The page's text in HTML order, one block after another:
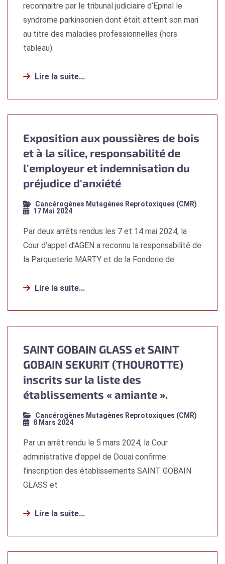
reconnaitre par le tribunal judiciaire d’Epinal le
syndrome parkinsonien dont était atteint son mari
au titre des maladies professionnelles (hors
tableau).
Lire la suite...
Exposition aux poussières de bois
et à la silice, responsabilité de
l'employeur et indemnisation du
préjudice d'anxiété
Cancérogènes Mutagènes Reprotoxiques (CMR)
17 Mai 2024
Par deux arrêts rendus les 7 et 14 mai 2024, la
Cour d’appel d’AGEN a reconnu la responsabilité de
la Parqueterie MARTY et de la Fonderie de
Lire la suite...
SAINT GOBAIN GLASS et SAINT
GOBAIN SEKURIT (THOUROTTE)
inscrits sur la liste des
établissements « amiante ».
Cancérogènes Mutagènes Reprotoxiques (CMR)
8 Mars 2024
Par un arrêt rendu le 5 mars 2024, la Cour
administrative d’appel de Douai confirme
l’inscription des établissements SAINT GOBAIN
GLASS et
Lire la suite...